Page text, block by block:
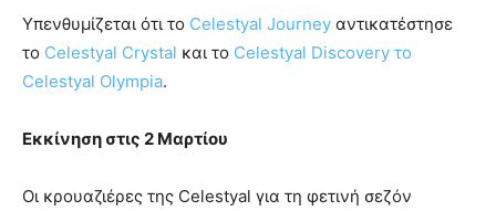
Υπενθυμίζεται ότι το Celestyal Journey αντικατέστησε
το Celestyal Crystal και το Celestyal Discovery το
Celestyal Olympia.
Εκκίνηση στις 2 Μαρτίου
Οι κρουαζιέρες της Celestyal για τη φετινή σεζόν